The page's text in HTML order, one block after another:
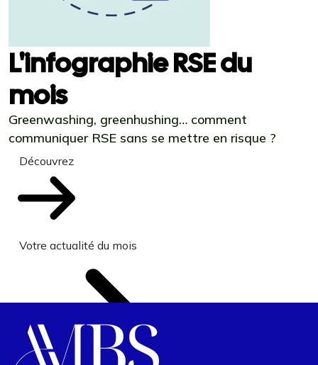
L'infographie RSE du
mois
Greenwashing, greenhushing… comment
communiquer RSE sans se mettre en risque ?
Découvrez
Votre actualité du mois